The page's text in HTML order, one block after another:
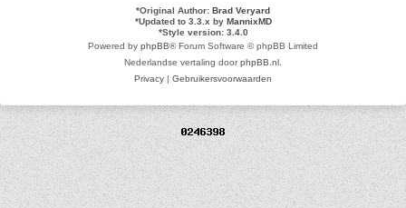
*Original Author: Brad Veryard
*Updated to 3.3.x by MannixMD
*Style version: 3.4.0
Powered by phpBB® Forum Software © phpBB Limited
Nederlandse vertaling doorphpBB.nl
Privacy | Gebruikersvoorwaarden